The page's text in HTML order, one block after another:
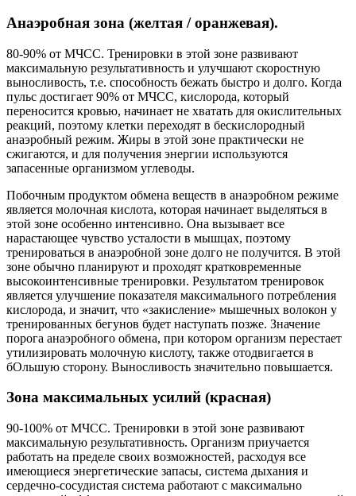
Анаэробная зона (желтая / оранжевая).
80-90% от МЧСС. Тренировки в этой зоне развивают
максимальную результативность и улучшают скоростную
выносливость, т.е. способность бежать быстро и долго. Когда
пульс достигает 90% от МЧСС, кислорода, который
переносится кровью, начинает не хватать для окислительных
реакций, поэтому клетки переходят в бескислородный
анаэробный режим. Жиры в этой зоне практически не
сжигаются, и для получения энергии используются
запасенные организмом углеводы.
Побочным продуктом обмена веществ в анаэробном режиме
является молочная кислота, которая начинает выделяться в
этой зоне особенно интенсивно. Она вызывает все
нарастающее чувство усталости в мышцах, поэтому
тренироваться в анаэробной зоне долго не получится. В этой
зоне обычно планируют и проходят кратковременные
высокоинтенсивные тренировки. Результатом тренировок
является улучшение показателя максимального потребления
кислорода, и значит, что «закисление» мышечных волокон у
тренированных бегунов будет наступать позже. Значение
порога анаэробного обмена, при котором организм перестает
утилизировать молочную кислоту, также отодвигается в
бОльшую сторону. Выносливость значительно повышается.
Зона максимальных усилий (красная)
90-100% от МЧСС. Тренировки в этой зоне развивают
максимальную результативность. Организм приучается
работать на пределе своих возможностей, расходуя все
имеющиеся энергетические запасы, система дыхания и
сердечно-сосудистая система работают с максимально